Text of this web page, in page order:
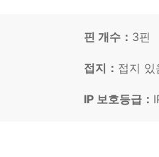
핀 개수： 3핀
접지： 접지 있
IP 보호등급：